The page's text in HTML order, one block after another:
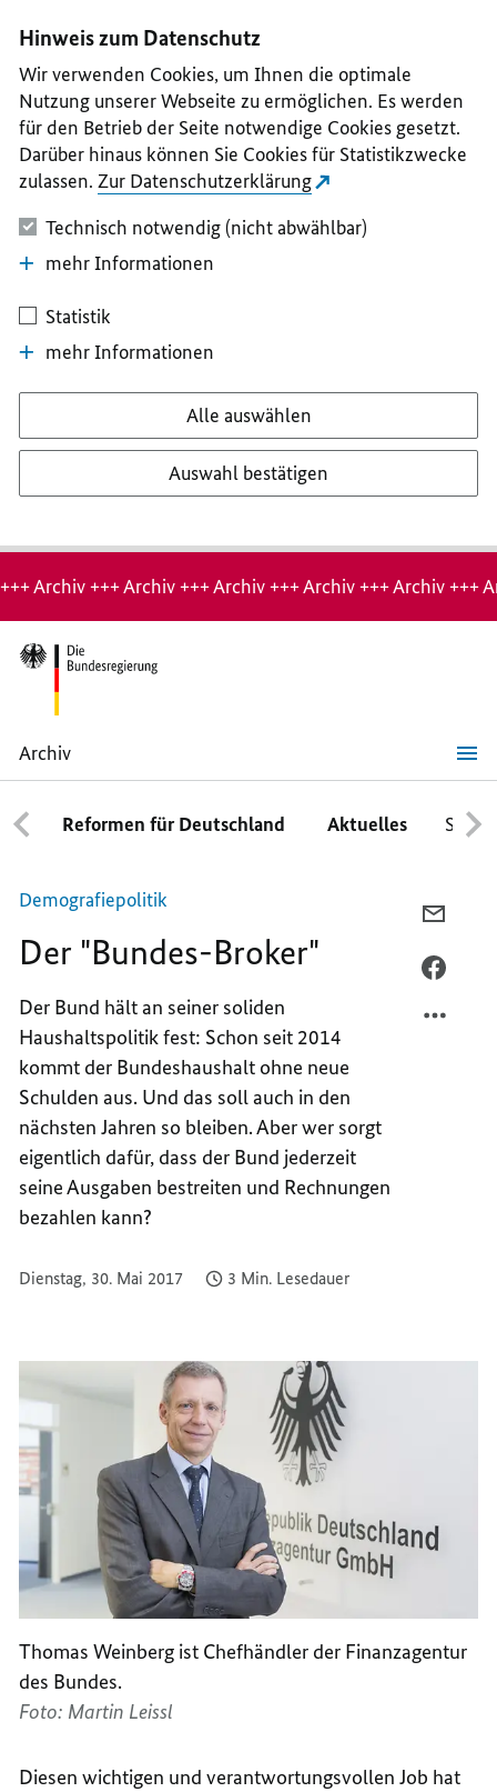
II
III
IV
V
Hinweis zum Datenschutz
Wir verwenden Cookies, um Ihnen die optimale
Nutzung unserer Webseite zu ermöglichen. Es werden
für den Betrieb der Seite notwendige Cookies gesetzt.
Darüber hinaus können Sie Cookies für Statistikzwecke
zulassen. Zur Datenschutzerklärung
Technisch notwendig (nicht abwählbar)
mehr Informationen
Statistik
mehr Informationen
Alle auswählen
Auswahl bestätigen
Hinweis:
Archiv-
Seite
+++ Archiv +++ Archiv +++ Archiv +++ Archiv +++ Archiv +++
Archiv
Der
"Bundes-
Broker"Reformen für Deutschland Aktuelles
Demografiepolitik
Der "Bundes-Broker"
Der Bund hält an seiner soliden
Haushaltspolitik fest: Schon seit 2014
kommt der Bundeshaushalt ohne neue
Schulden aus. Und das soll auch in den
nächsten Jahren so bleiben. Aber wer sorgt
eigentlich dafür, dass der Bund jederzeit
seine Ausgaben bestreiten und Rechnungen
bezahlen kann?
Dienstag, 30. Mai 2017 3 Min. Lesedauer
Thomas Weinberg ist Chefhändler der Finanzagentur
des Bundes.
Foto: Martin Leissl
Diesen wichtigen und verantwortungsvollen Job hat